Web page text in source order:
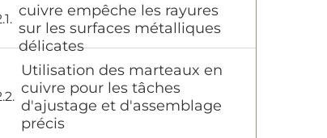
cuivre empêche les rayures
sur les surfaces métalliques
délicates
Utilisation des marteaux en
cuivre pour les tâches
d'ajustage et d'assemblage
précis